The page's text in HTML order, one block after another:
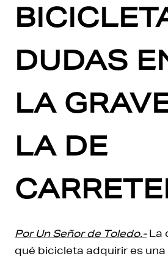
DUDAS
LA
LA DE
Por Un Señor de Toledo.-La
qué bicicleta adquirir es una